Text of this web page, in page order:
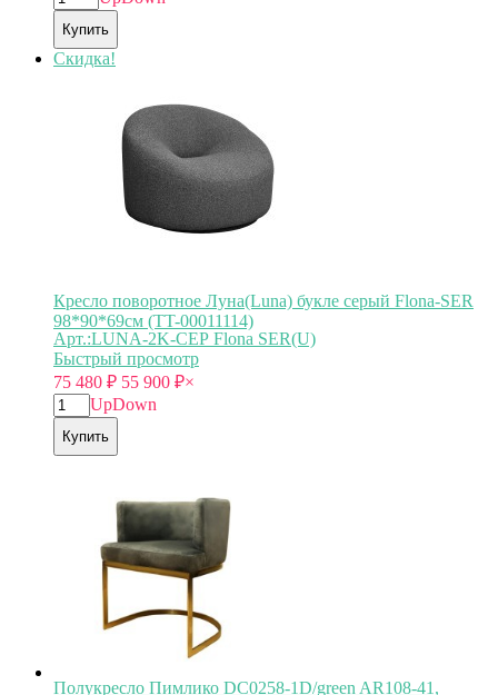
Купить
Скидка!
Кресло поворотное Луна(Luna) букле серый Flona-SER
98*90*69см (TT-00011114)
Арт.:LUNA-2K-СЕР Flona SER(U)
Быстрый просмотр
75 480 ₽ 55 900 ₽×
UpDown
Купить
Полукресло Пимлико DC0258-1D/green AR108-41,